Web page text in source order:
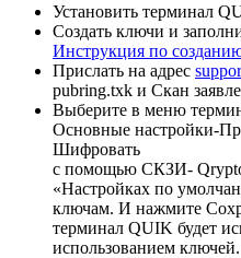
Установить терминал
Создать ключи и
Инструкция по
Прислать на адрес
pubring.txk и Скан
Выберите в меню
Основные настройки-
Шифровать
с помощью СКЗИ-
«Настройках по
ключам. И нажмите
терминал QUIK будет
использованием ключей.